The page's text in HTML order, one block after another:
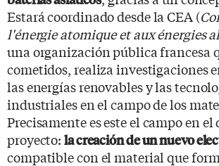
Estará coordinado desde la CEA (
l'énergie atomique et aux énergies
una organización pública francesa
cometidos, realiza investigaciones
las energías renovables y las
industriales en el campo de los
Precisamente es este el campo en el
proyecto:la creación de un nuevo
compatible con el material que